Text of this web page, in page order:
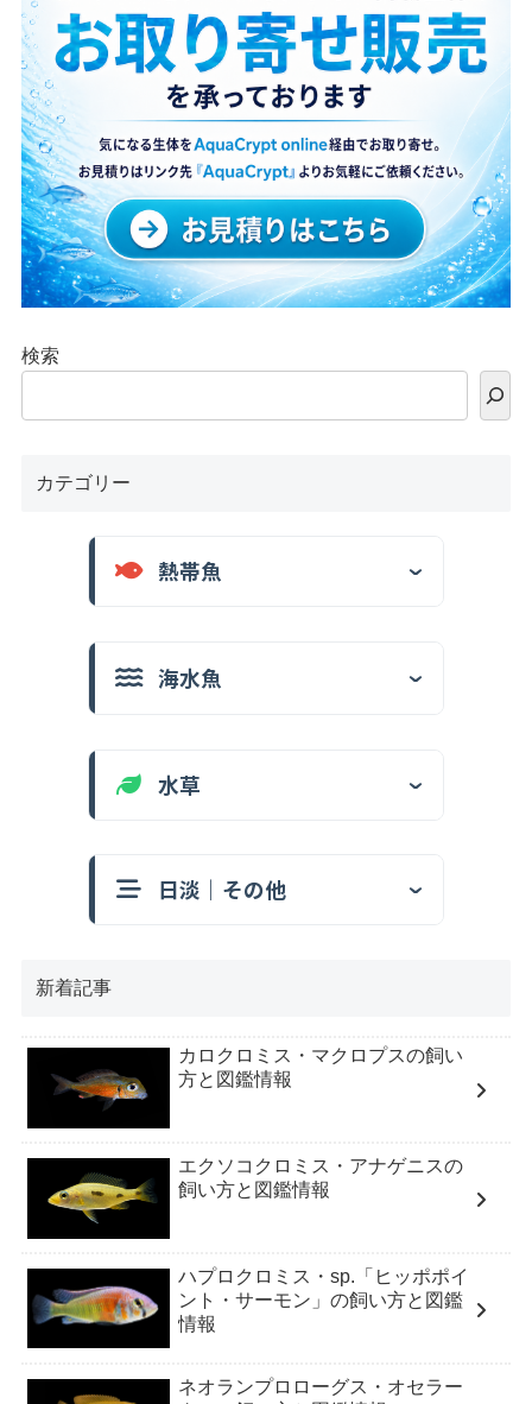
検索
カテゴリー
熱帯魚
海水魚
水草
日淡｜その他
新着記事
カロクロミス・マクロプスの飼い
方と図鑑情報
エクソコクロミス・アナゲニスの
飼い方と図鑑情報
ハプロクロミス・sp.「ヒッポポイ
ント・サーモン」の飼い方と図鑑
情報
ネオランプロローグス・オセラー